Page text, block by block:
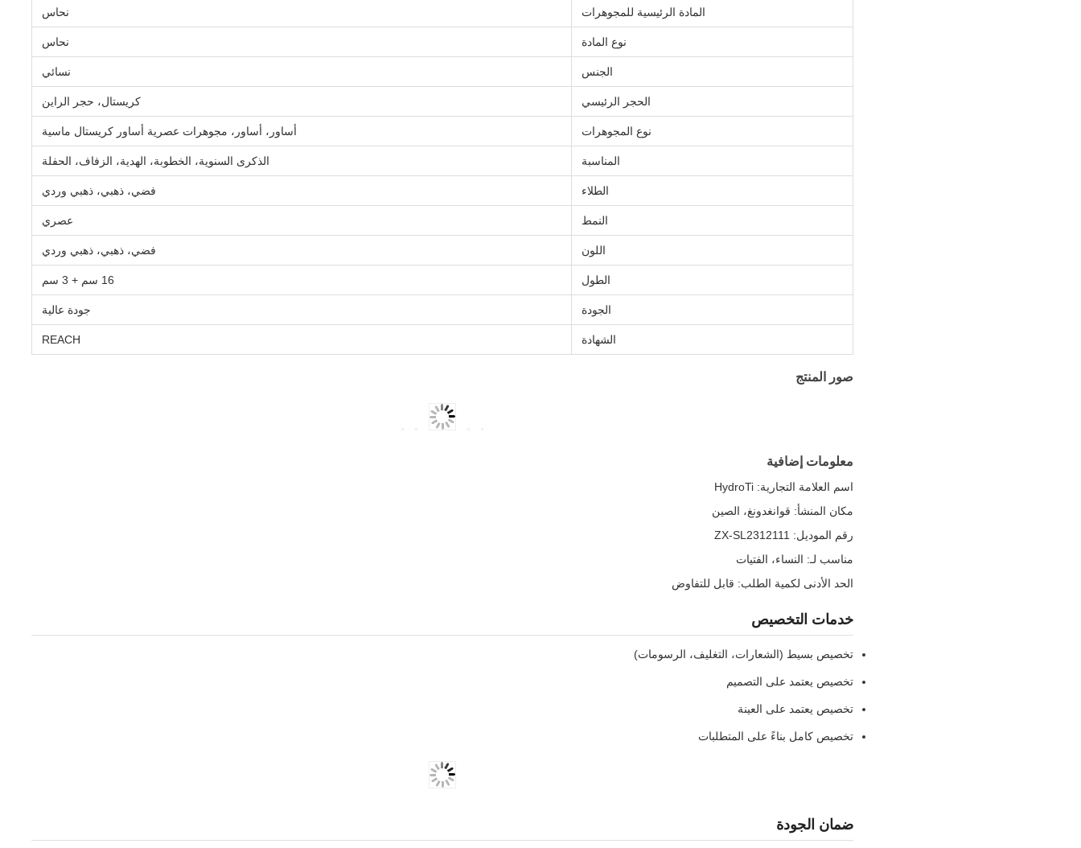
المادة الرئيسية للمجوهرات نحاس
نوع المادة نحاس
الجنس نسائي
الحجر الرئيسي كريستال، حجر الراين
نوع المجوهرات أساور، أساور، مجوهرات عصرية أساور كريستال ماسية
المناسبة الذكرى السنوية، الخطوبة، الهدية، الزفاف، الحفلة
الطلاء فضي، ذهبي، ذهبي وردي
النمط عصري
اللون فضي، ذهبي، ذهبي وردي
الطول 16 سم + 3 سم
الجودة جودة عالية
الشهادة REACH
صور المنتج
معلومات إضافية
اسم العلامة التجارية: HydroTi
مكان المنشأ: قوانغدونغ، الصين
رقم الموديل: ZX-SL2312111
مناسب لـ: النساء، الفتيات
الحد الأدنى لكمية الطلب: قابل للتفاوض
خدمات التخصيص
تخصيص بسيط (الشعارات، التغليف، الرسومات)
تخصيص يعتمد على التصميم
تخصيص يعتمد على العينة
تخصيص كامل بناءً على المتطلبات
ضمان الجودة